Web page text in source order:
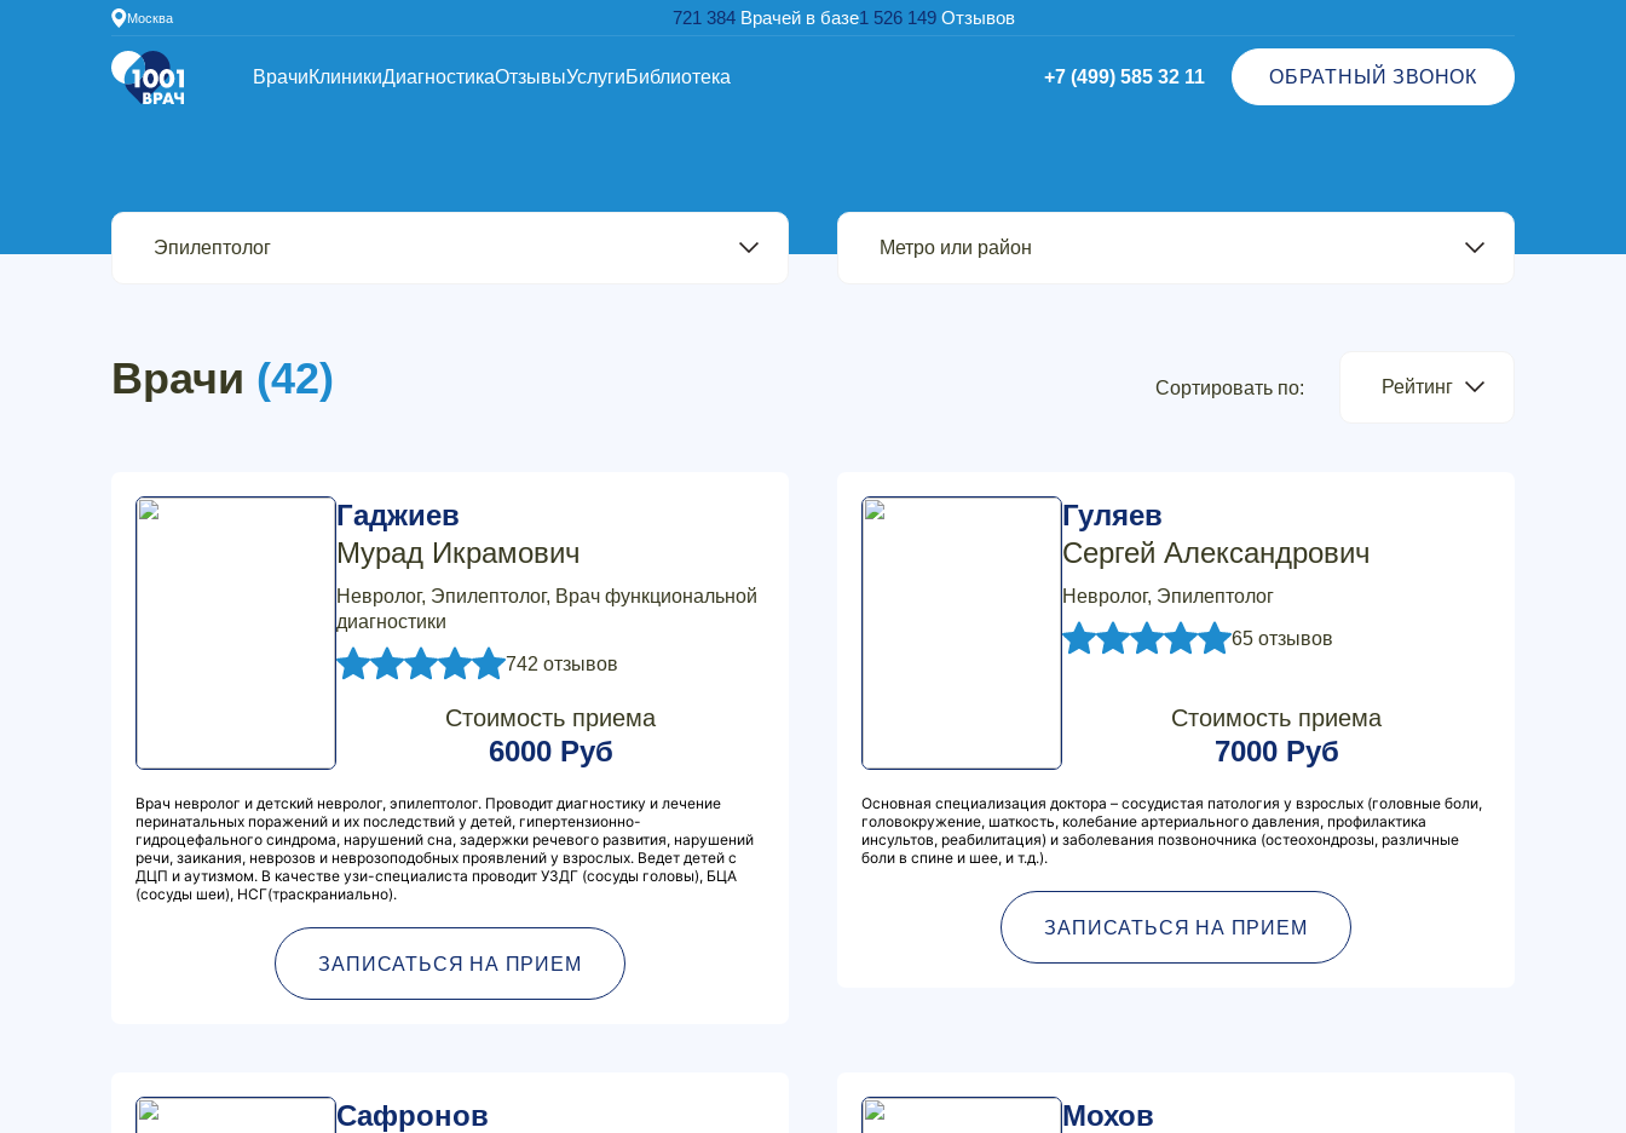
Москва 721 384 Врачей в базе1 526 149 Отзывов
ВрачиКлиникиДиагностикаОтзывыУслугиБиблиотека +7 (499) 585 32 11 ОБРАТНЫЙ ЗВОНОК
Врачи (42) Сортировать по: Рейтинг
Гаджиев
Мурад Икрамович
Невролог, Эпилептолог, Врач функциональной
диагностики
742 отзывов
Стоимость приема
6000 Руб
Врач невролог и детский невролог, эпилептолог. Проводит диагностику и лечение
перинатальных поражений и их последствий у детей, гипертензионно-
гидроцефального синдрома, нарушений сна, задержки речевого развития, нарушений
речи, заикания, неврозов и неврозоподобных проявлений у взрослых. Ведет детей с
ДЦП и аутизмом. В качестве узи-специалиста проводит УЗДГ (сосуды головы), БЦА
(сосуды шеи), НСГ(траскраниально).
ЗАПИСАТЬСЯ НА ПРИЕМ
Гуляев
Сергей Александрович
Невролог, Эпилептолог
65 отзывов
Стоимость приема
7000 Руб
Основная специализация доктора – сосудистая патология у взрослых (головные боли,
головокружение, шаткость, колебание артериального давления, профилактика
инсультов, реабилитация) и заболевания позвоночника (остеохондрозы, различные
боли в спине и шее, и т.д.).
ЗАПИСАТЬСЯ НА ПРИЕМ
Сафронов
Мохов